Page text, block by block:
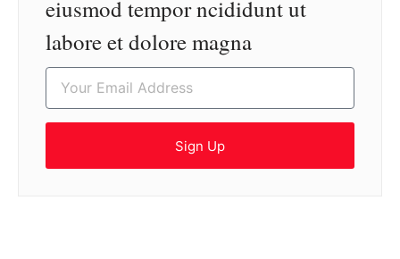
eiusmod tempor ncididunt ut
labore et dolore magna
Sign Up